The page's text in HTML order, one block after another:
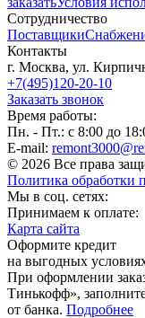
Сотрудничество
Поставщики
Контакты
г. Москва, ул.
+7(495)120-20-10
Заказать звонок
Время работы:
Пн. - Пт.: с 8:00 до
E-mail:
© 2026 Все права
Политика обработки
Мы в соц. сетях:
Принимаем к оплате:
Карта сайта
Оформите кредит
на выгодных
При оформлении
Тинькофф»,
от банка. Подробнее